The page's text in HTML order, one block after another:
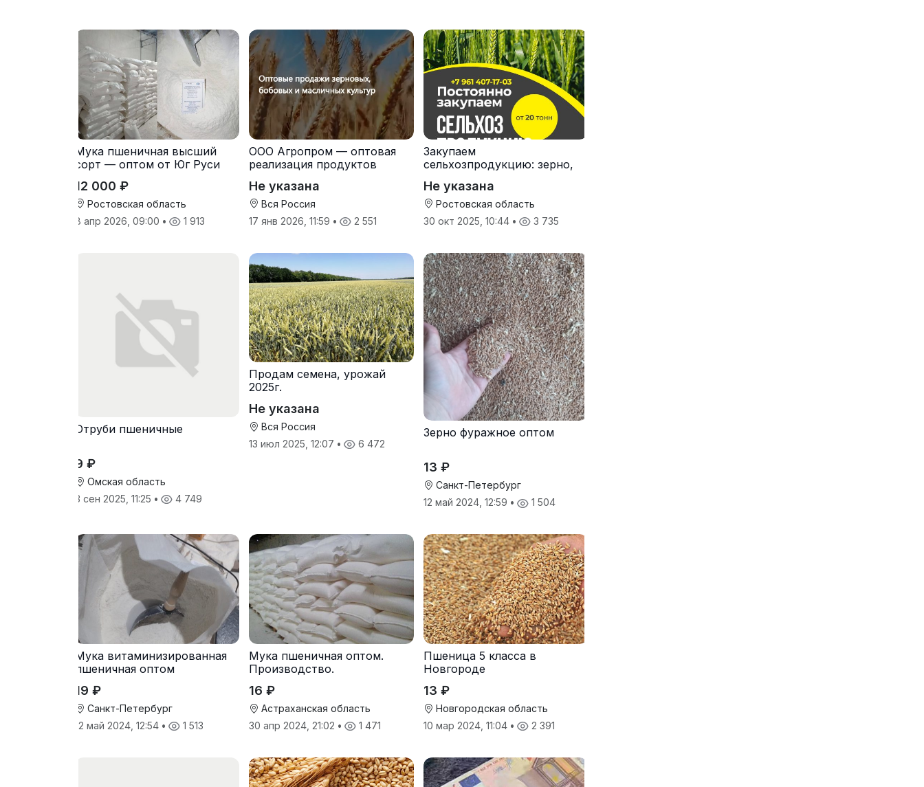
Мука пшеничная высший
сорт — оптом от Юг Руси
12 000 ₽
Ростовская область
8 апр 2026, 09:00 • 1 913
ООО Агропром — оптовая
реализация продуктов
Не указана
Вся Россия
17 янв 2026, 11:59 • 2 551
Закупаем
сельхозпродукцию: зерно,
Не указана
Ростовская область
30 окт 2025, 10:44 • 3 735
Отруби пшеничные
9 ₽
Омская область
3 сен 2025, 11:25 • 4 749
Продам семена, урожай
2025г.
Не указана
Вся Россия
13 июл 2025, 12:07 • 6 472
Зерно фуражное оптом
13 ₽
Санкт-Петербург
12 май 2024, 12:59 • 1 504
Мука витаминизированная
пшеничная оптом
19 ₽
Санкт-Петербург
12 май 2024, 12:54 • 1 513
Мука пшеничная оптом.
Производство.
16 ₽
Астраханская область
30 апр 2024, 21:02 • 1 471
Пшеница 5 класса в
Новгороде
13 ₽
Новгородская область
10 мар 2024, 11:04 • 2 391